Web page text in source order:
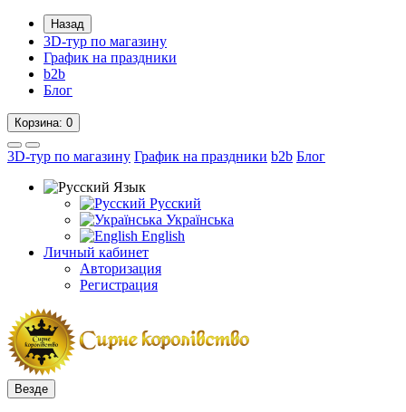
Назад
3D-тур по магазину
График на праздники
b2b
Блог
Корзина: 0
3D-тур по магазину График на праздники b2b Блог
Язык
Русский
Українська
English
Личный кабинет
Авторизация
Регистрация
Везде